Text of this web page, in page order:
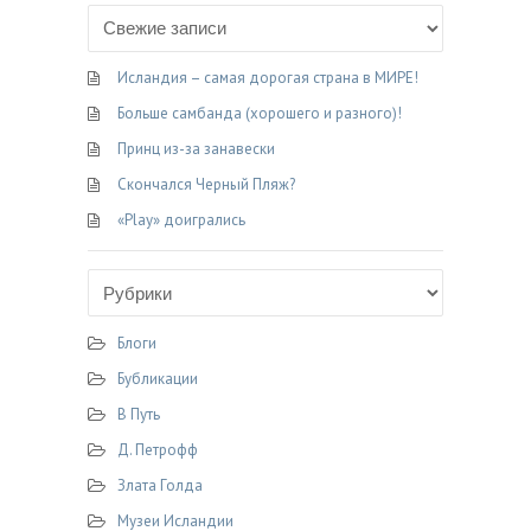
a
m
e
r
l
a
s
s
n
k
i
­
в
и
т
Исландия – самая дорогая страна в МИРЕ!
Больше самбанда (хорошего и разного)!
Принц из-за занавески
Скончался Черный Пляж?
«Play» доигрались
Блоги
Бубликации
В Путь
Д. Петрофф
Злата Голда
Музеи Исландии